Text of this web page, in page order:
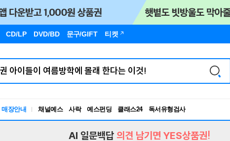
CD/LP DVD/BD 문구/GIFT 티켓
매장안내 채널예스 사락 예스펀딩 클래스24
독서유형검사
RBTI Lab
AI 일문백답 의견 남기면 YES상품권!